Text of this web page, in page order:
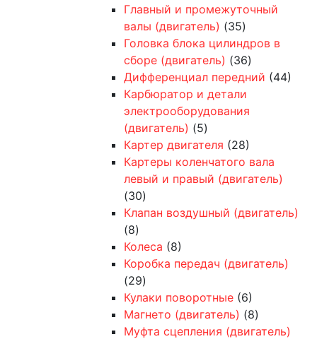
Главный и промежуточный
валы (двигатель) (35)
Головка блока цилиндров в
сборе (двигатель) (36)
Дифференциал передний (44)
Карбюратор и детали
электрооборудования
(двигатель) (5)
Картер двигателя (28)
Картеры коленчатого вала
левый и правый (двигатель)
(30)
Клапан воздушный (двигатель)
(8)
Колеса (8)
Коробка передач (двигатель)
(29)
Кулаки поворотные (6)
Магнето (двигатель) (8)
Муфта сцепления (двигатель)